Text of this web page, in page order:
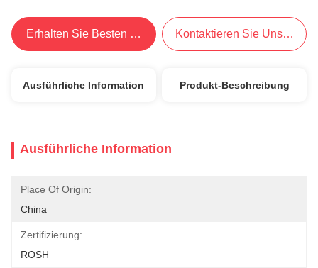
Erhalten Sie Besten Preis Kontaktieren Sie Uns Jetzt
Ausführliche Information Produkt-Beschreibung
Ausführliche Information
Place Of Origin:
China
Zertifizierung:
ROSH